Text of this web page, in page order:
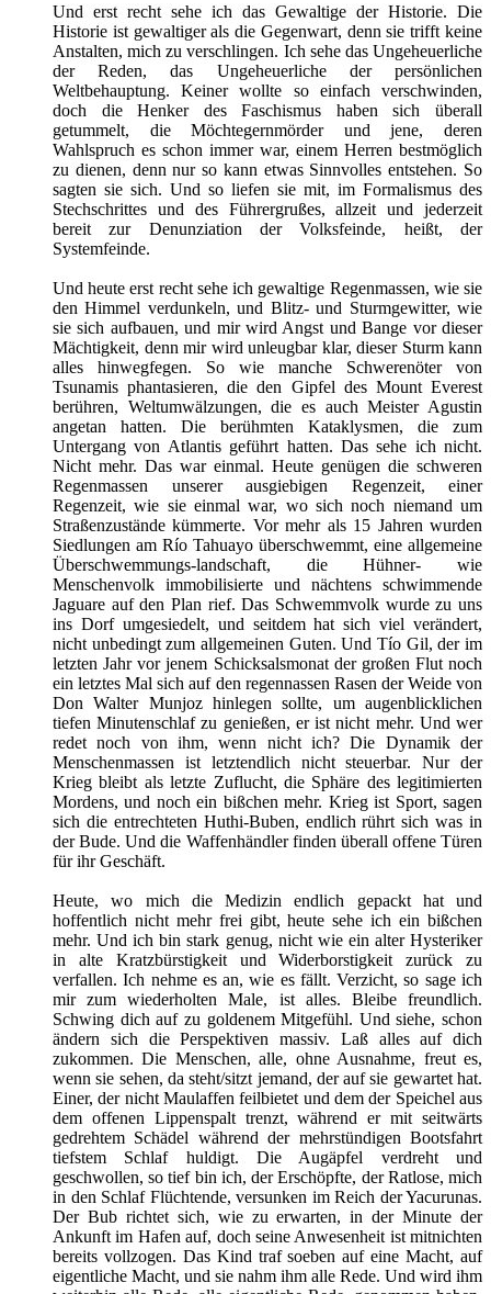
Und erst recht sehe ich das Gewaltige der Historie. Die
Historie ist gewaltiger als die Gegenwart, denn sie trifft keine
Anstalten, mich zu verschlingen. Ich sehe das Ungeheuerliche
der Reden, das Ungeheuerliche der persönlichen
Weltbehauptung. Keiner wollte so einfach verschwinden,
doch die Henker des Faschismus haben sich überall
getummelt, die Möchtegernmörder und jene, deren
Wahlspruch es schon immer war, einem Herren bestmöglich
zu dienen, denn nur so kann etwas Sinnvolles entstehen. So
sagten sie sich. Und so liefen sie mit, im Formalismus des
Stechschrittes und des Führergrußes, allzeit und jederzeit
bereit zur Denunziation der Volksfeinde, heißt, der
Systemfeinde.
Und heute erst recht sehe ich gewaltige Regenmassen, wie sie
den Himmel verdunkeln, und Blitz- und Sturmgewitter, wie
sie sich aufbauen, und mir wird Angst und Bange vor dieser
Mächtigkeit, denn mir wird unleugbar klar, dieser Sturm kann
alles hinwegfegen. So wie manche Schwerenöter von
Tsunamis phantasieren, die den Gipfel des Mount Everest
berühren, Weltumwälzungen, die es auch Meister Agustin
angetan hatten. Die berühmten Kataklysmen, die zum
Untergang von Atlantis geführt hatten. Das sehe ich nicht.
Nicht mehr. Das war einmal. Heute genügen die schweren
Regenmassen unserer ausgiebigen Regenzeit, einer
Regenzeit, wie sie einmal war, wo sich noch niemand um
Straßenzustände kümmerte. Vor mehr als 15 Jahren wurden
Siedlungen am Río Tahuayo überschwemmt, eine allgemeine
Überschwemmungs-landschaft, die Hühner- wie
Menschenvolk immobilisierte und nächtens schwimmende
Jaguare auf den Plan rief. Das Schwemmvolk wurde zu uns
ins Dorf umgesiedelt, und seitdem hat sich viel verändert,
nicht unbedingt zum allgemeinen Guten. Und Tío Gil, der im
letzten Jahr vor jenem Schicksalsmonat der großen Flut noch
ein letztes Mal sich auf den regennassen Rasen der Weide von
Don Walter Munjoz hinlegen sollte, um augenblicklichen
tiefen Minutenschlaf zu genießen, er ist nicht mehr. Und wer
redet noch von ihm, wenn nicht ich? Die Dynamik der
Menschenmassen ist letztendlich nicht steuerbar. Nur der
Krieg bleibt als letzte Zuflucht, die Sphäre des legitimierten
Mordens, und noch ein bißchen mehr. Krieg ist Sport, sagen
sich die entrechteten Huthi-Buben, endlich rührt sich was in
der Bude. Und die Waffenhändler finden überall offene Türen
für ihr Geschäft.
Heute, wo mich die Medizin endlich gepackt hat und
hoffentlich nicht mehr frei gibt, heute sehe ich ein bißchen
mehr. Und ich bin stark genug, nicht wie ein alter Hysteriker
in alte Kratzbürstigkeit und Widerborstigkeit zurück zu
verfallen. Ich nehme es an, wie es fällt. Verzicht, so sage ich
mir zum wiederholten Male, ist alles. Bleibe freundlich.
Schwing dich auf zu goldenem Mitgefühl. Und siehe, schon
ändern sich die Perspektiven massiv. Laß alles auf dich
zukommen. Die Menschen, alle, ohne Ausnahme, freut es,
wenn sie sehen, da steht/sitzt jemand, der auf sie gewartet hat.
Einer, der nicht Maulaffen feilbietet und dem der Speichel aus
dem offenen Lippenspalt trenzt, während er mit seitwärts
gedrehtem Schädel während der mehrstündigen Bootsfahrt
tiefstem Schlaf huldigt. Die Augäpfel verdreht und
geschwollen, so tief bin ich, der Erschöpfte, der Ratlose, mich
in den Schlaf Flüchtende, versunken im Reich der Yacurunas.
Der Bub richtet sich, wie zu erwarten, in der Minute der
Ankunft im Hafen auf, doch seine Anwesenheit ist mitnichten
bereits vollzogen. Das Kind traf soeben auf eine Macht, auf
eigentliche Macht, und sie nahm ihm alle Rede. Und wird ihm